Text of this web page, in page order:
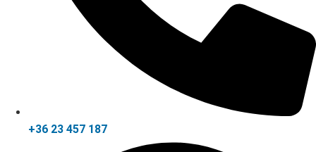
+36 23 457 187